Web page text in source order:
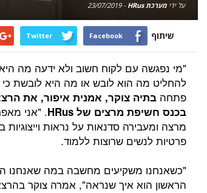
על ידימערכת HRus -
23/07/2019
שיתוף Facebook
Twitter
"מי נפגשה עם לקוח חשוב ולא ידעה מה
להחליט מה הוא לובש או מה היא לובשת כי
פתחהבתיה צוקר, אמנית איפור, את
בכנס חשיפת מרצים שלHRus
מרצה ומעבירה סדנאות על נראות
פרטיות לנשים שרוצות ללמוד.
"כשאנחנו משקיעים מחשבה במה שאנחנו
הראשון הוא איך שנראה", אמרה צוקר